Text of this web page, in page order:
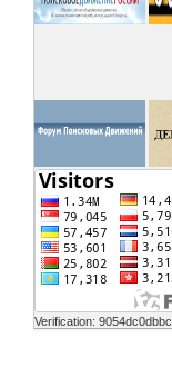
Verification: